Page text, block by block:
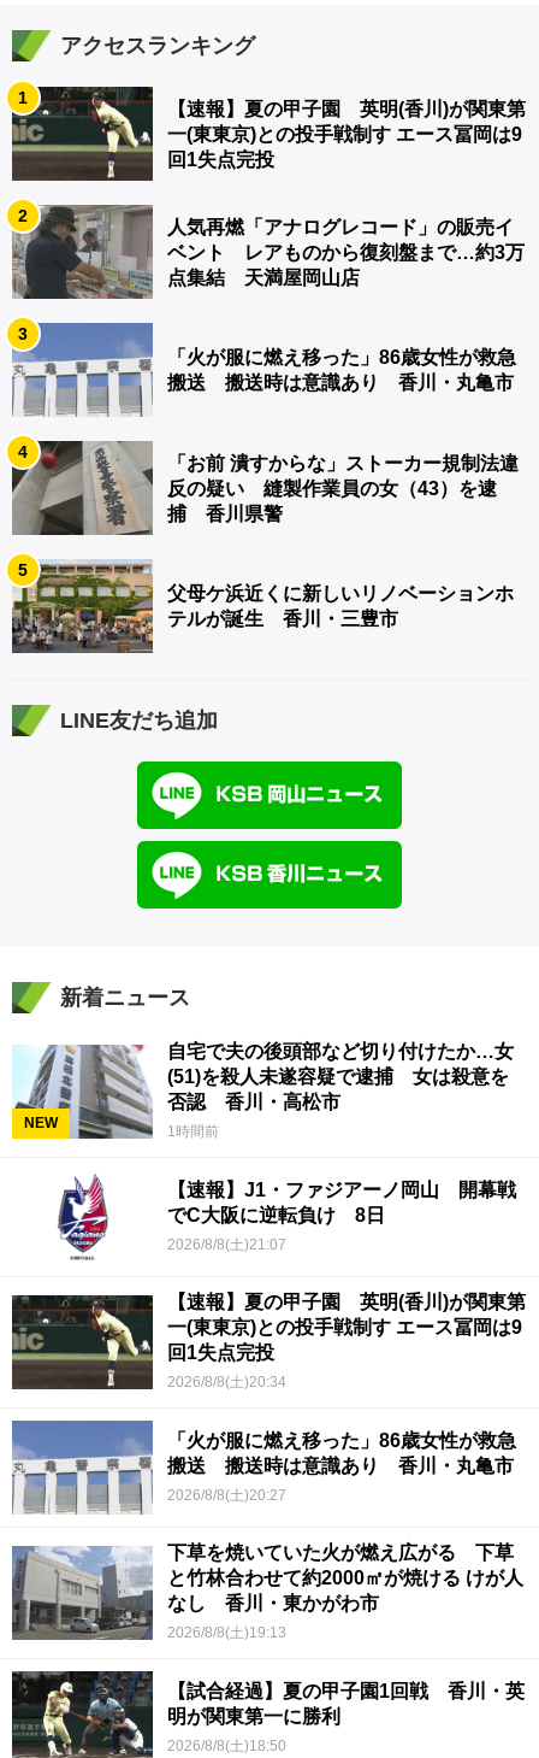
アクセスランキング
1
【速報】夏の甲子園 英明(香川)が関東第
一(東東京)との投手戦制す エース冨岡は9
回1失点完投
2
人気再燃「アナログレコード」の販売イ
ベント レアものから復刻盤まで…約3万
点集結 天満屋岡山店
3
「火が服に燃え移った」86歳女性が救急
搬送 搬送時は意識あり 香川・丸亀市
4
「お前 潰すからな」ストーカー規制法違
反の疑い 縫製作業員の女（43）を逮
捕 香川県警
5
父母ケ浜近くに新しいリノベーションホ
テルが誕生 香川・三豊市
LINE友だち追加
新着ニュース
NEW
自宅で夫の後頭部など切り付けたか…女
(51)を殺人未遂容疑で逮捕 女は殺意を
否認 香川・高松市
1時間前
【速報】J1・ファジアーノ岡山 開幕戦
でC大阪に逆転負け 8日
2026/8/8(土)21:07
【速報】夏の甲子園 英明(香川)が関東第
一(東東京)との投手戦制す エース冨岡は9
回1失点完投
2026/8/8(土)20:34
「火が服に燃え移った」86歳女性が救急
搬送 搬送時は意識あり 香川・丸亀市
2026/8/8(土)20:27
下草を焼いていた火が燃え広がる 下草
と竹林合わせて約2000㎡が焼ける けが人
なし 香川・東かがわ市
2026/8/8(土)19:13
【試合経過】夏の甲子園1回戦 香川・英
明が関東第一に勝利
2026/8/8(土)18:50